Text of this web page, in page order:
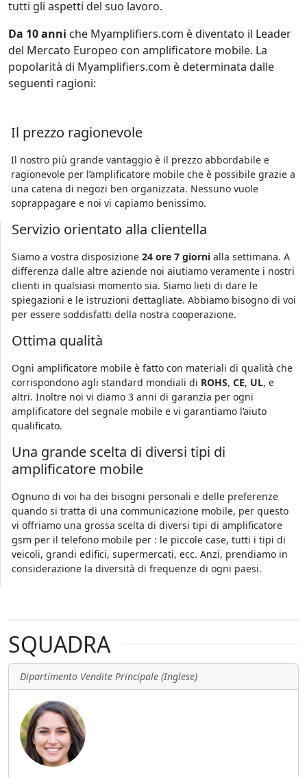
tutti gli aspetti del suo lavoro.
Da 10 anni che Myamplifiers.com è diventato il Leader
del Mercato Europeo con amplificatore mobile. La
popolarità di Myamplifiers.com è determinata dalle
seguenti ragioni:
Il prezzo ragionevole
Il nostro più grande vantaggio è il prezzo abbordabile e
ragionevole per l’amplificatore mobile che è possibile grazie a
una catena di negozi ben organizzata. Nessuno vuole
soprappagare e noi vi capiamo benissimo.
Servizio orientato alla clientella
Siamo a vostra disposizione 24 ore 7 giorni alla settimana. A
differenza dalle altre aziende noi aiutiamo veramente i nostri
clienti in qualsiasi momento sia. Siamo lieti di dare le
spiegazioni e le istruzioni dettagliate. Abbiamo bisogno di voi
per essere soddisfatti della nostra cooperazione.
Ottima qualità
Ogni amplificatore mobile è fatto con materiali di qualità che
corrispondono agli standard mondiali di ROHS, CE, UL, e
altri. Inoltre noi vi diamo 3 anni di garanzia per ogni
amplificatore del segnale mobile e vi garantiamo l’aiuto
qualificato.
Una grande scelta di diversi tipi di
amplificatore mobile
Ognuno di voi ha dei bisogni personali e delle preferenze
quando si tratta di una communicazione mobile, per questo
vi offriamo una grossa scelta di diversi tipi di amplificatore
gsm per il telefono mobile per : le piccole case, tutti i tipi di
veicoli, grandi edifici, supermercati, ecc. Anzi, prendiamo in
considerazione la diversità di frequenze di ogni paesi.
SQUADRA
Dipartimento Vendite Principale (Inglese)